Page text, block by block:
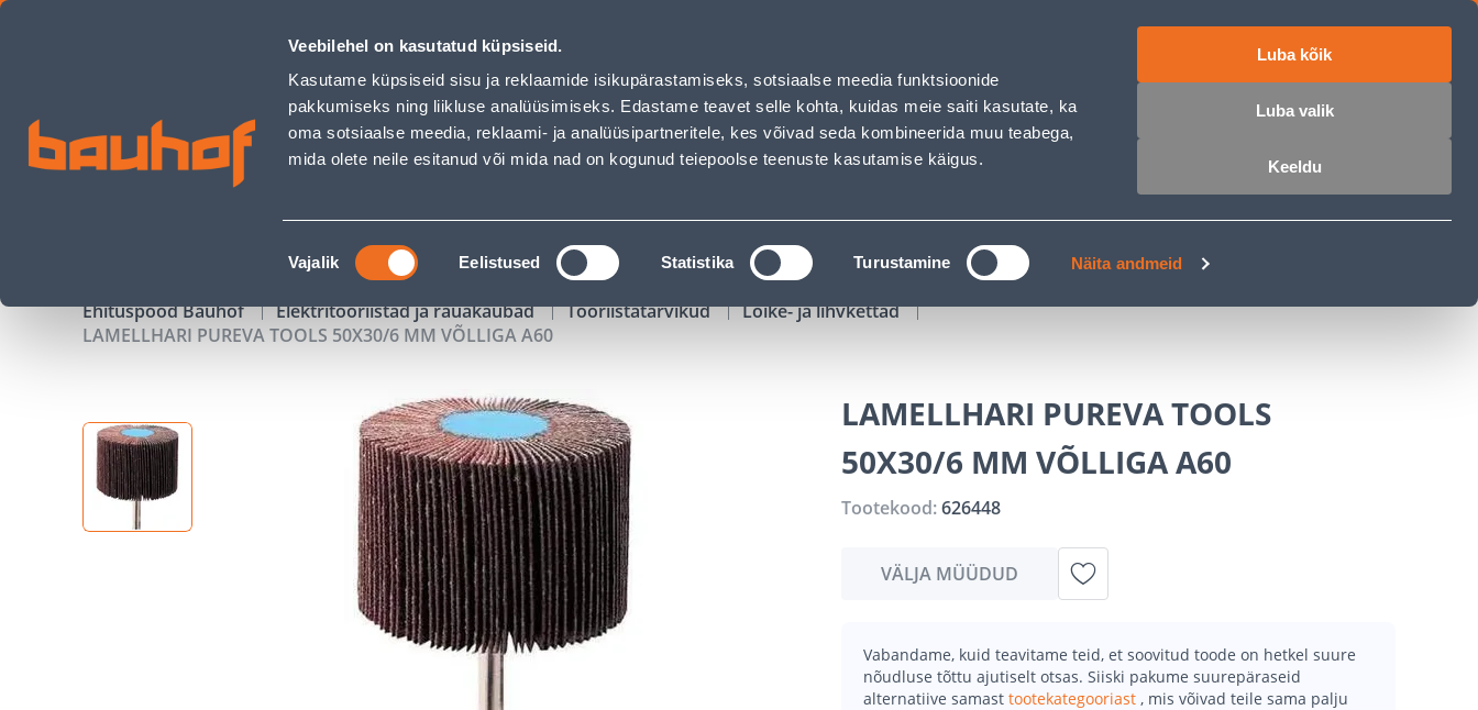
Veebilehel on kasutatud küpsiseid.
Kasutame küpsiseid sisu ja reklaamide isikupärastamiseks, sotsiaalse meedia funktsioonide
pakkumiseks ning liikluse analüüsimiseks. Edastame teavet selle kohta, kuidas meie saiti kasutate, ka
oma sotsiaalse meedia, reklaami- ja analüüsipartneritele, kes võivad seda kombineerida muu teabega,
mida olete neile esitanud või mida nad on kogunud teiepoolse teenuste kasutamise käigus.
Nõusoleku
valik
Vajalik Eelistused Statistika Turustamine Näita andmeid
Luba kõik
Luba valik
Keeldu
LAMELLHARI PUREVA TOOLS 50X30/6 MM VÕLLIGA A60 - Bauhof has loaded
Äriklienditeenindus Klienditeenindus Teenused Karjäärileht
OTSI Logi sisse
KAMPAANIAD KATALOOGID TÖÖRIISTALAENUTUS JÄRELMAKS
Ehituspood Bauhof Elektritööriistad ja rauakaubad Tööriistatarvikud
Lõike- ja lihvkettad
LAMELLHARI PUREVA TOOLS 50X30/6 MM VÕLLIGA A60
LAMELLHARI PUREVA TOOLS
50X30/6 MM VÕLLIGA A60
Tootekood:626448
VÄLJA MÜÜDUD
Vabandame, kuid teavitame teid, et soovitud toode on hetkel suure
nõudluse tõttu ajutiselt otsas. Siiski pakume suurepäraseid
alternatiive samast tootekategooriast , mis võivad teile sama palju